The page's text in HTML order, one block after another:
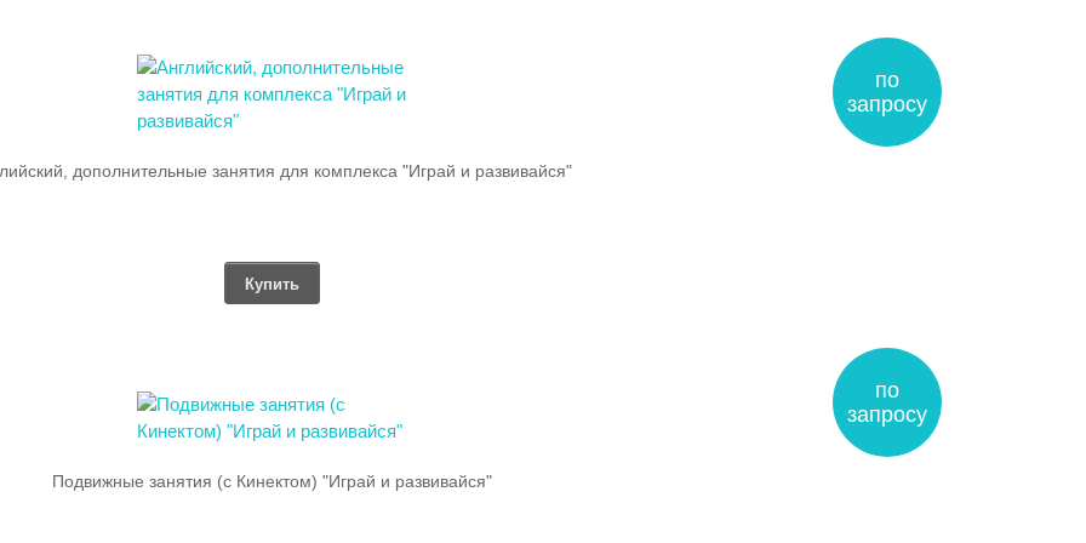
по
запросу
дополнительные занятия для комплекса "Играй и развивайся"
Купить
по
запросу
Подвижные занятия (с Кинектом) "Играй и развивайся"